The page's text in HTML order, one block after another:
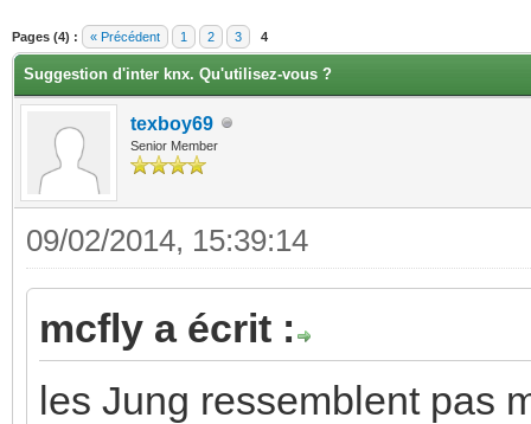
Pages (4) : « Précédent 1 2 3 4
Suggestion d'inter knx. Qu'utilisez-vous ?
texboy69
Senior Member
09/02/2014, 15:39:14
mcfly a écrit :
les Jung ressemblent pas